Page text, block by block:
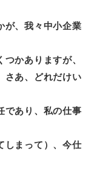
が、我々中小企業
かありますが、
さあ、どれだけい
であり、私の仕事
しまって）、今仕